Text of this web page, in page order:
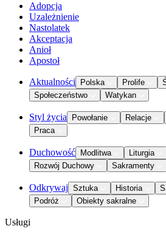
Adopcja
Uzależnienie
Nastolatek
Akceptacja
Anioł
Apostoł
Aktualności Polska Prolife
Społeczeństwo
Watykan
Styl życia Powołanie Relacje
Praca
Duchowość Modlitwa Liturgia
Rozwój Duchowy
Sakramenty
Odkrywaj Sztuka Historia
Podróż
Obiekty sakralne
Usługi